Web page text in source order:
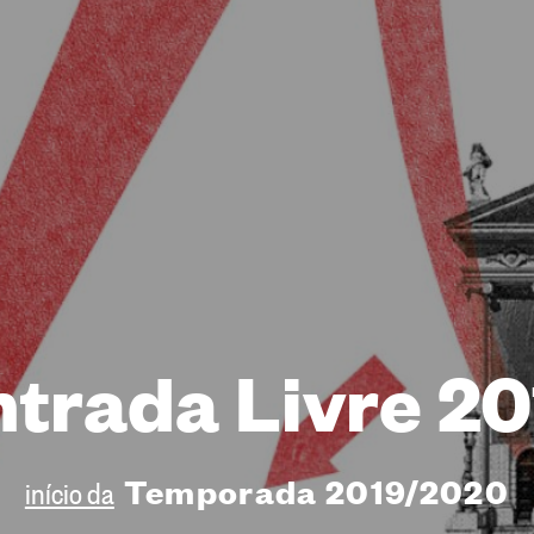
Livre
início da Temporada 2019/2020